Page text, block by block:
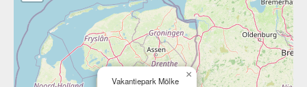
Vakantiepark Mölke
×